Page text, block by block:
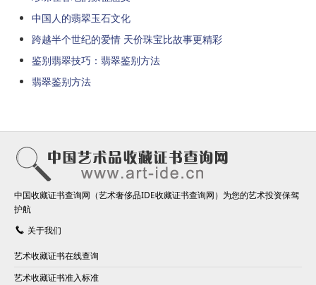
中国人的翡翠玉石文化
跨越半个世纪的爱情 天价珠宝比故事更精彩
鉴别翡翠技巧：翡翠鉴别方法
翡翠鉴别方法
中国收藏证书查询网（艺术奢侈品IDE收藏证书查询网）为您的艺术投资保驾
护航
关于我们
艺术收藏证书在线查询
艺术收藏证书准入标准